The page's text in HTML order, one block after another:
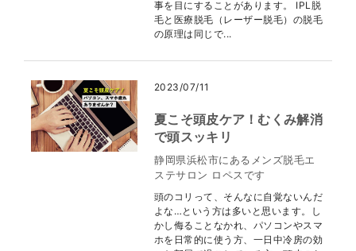
事を目にすることがあります。 IPL脱
毛と医療脱毛（レーザー脱毛）の脱毛
の原理は同じで...
2023/07/11
夏こそ頭皮ケア！むくみ解消
で頭スッキリ
静岡県浜松市にあるメンズ脱毛エ
ステサロン ロペスです
頭のコリって、そんなに自覚ないんだ
よな…という方は多いと思います。し
かし侮ることなかれ、パソコンやスマ
ホを日常的に使う方、一日中冷房の効